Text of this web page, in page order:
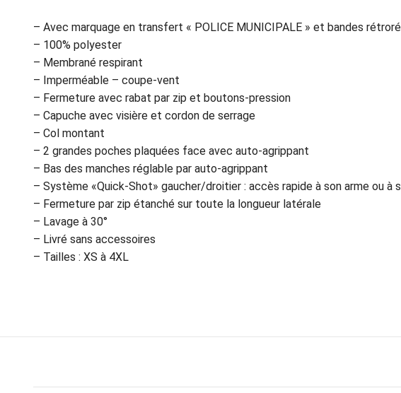
– Avec marquage en transfert « POLICE MUNICIPALE » et bandes
– 100% polyester
– Membrané respirant
– Imperméable – coupe-vent
– Fermeture avec rabat par zip et boutons-pression
– Capuche avec visière et cordon de serrage
– Col montant
– 2 grandes poches plaquées face avec auto-agrippant
– Bas des manches réglable par auto-agrippant
– Système «Quick-Shot» gaucher/droitier : accès rapide à son arme ou
– Fermeture par zip étanché sur toute la longueur latérale
– Lavage à 30°
– Livré sans accessoires
– Tailles : XS à 4XL